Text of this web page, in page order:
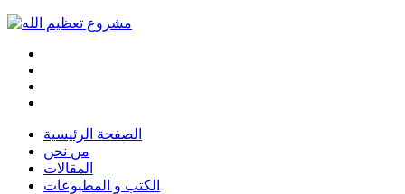
الصفحة الرئيسية
من نحن
المقالات
الكتب و المطبوعات